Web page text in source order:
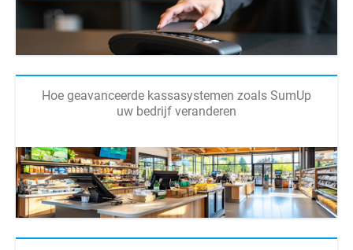
Hoe geavanceerde kassasystemen zoals SumUp
uw bedrijf veranderen